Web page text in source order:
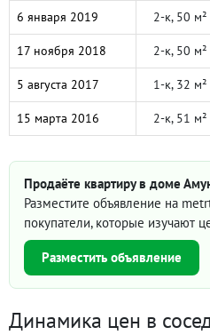
6 января 2019 2-к, 50 м²
17 ноября 2018 2-к, 50 м²
5 августа 2017 1-к, 32 м²
15 марта 2016 2-к, 51 м²
Продаёте квартиру в доме
Разместите объявление на
покупатели, которые изучают
Разместить объявление
Динамика цен в